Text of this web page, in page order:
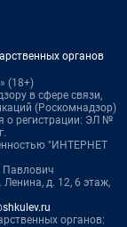
органов
(18+)
в сфере связи,
(Роскомнадзор)
о регистрации: ЭЛ №
"ИНТЕРНЕТ
Павлович
д. 12, 6 этаж,
органов: